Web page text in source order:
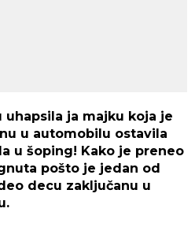
uhapsila ja majku koja je
u automobilu ostavila
u šoping! Kako je preneo
pošto je jedan od
decu zaključanu u